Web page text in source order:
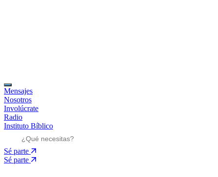
Mensajes
Nosotros
Involúcrate
Radio
Instituto Bíblico
Sé parte
Sé parte